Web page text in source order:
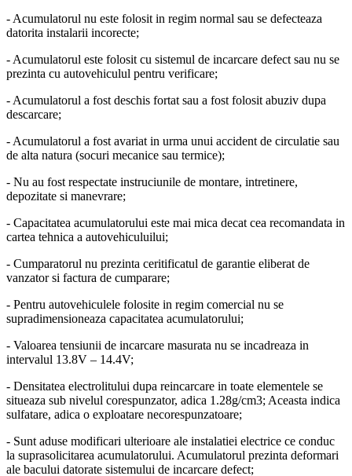
- Acumulatorul nu este folosit in regim normal sau se defecteaza
datorita instalarii incorecte;
- Acumulatorul este folosit cu sistemul de incarcare defect sau nu se
prezinta cu autovehiculul pentru verificare;
- Acumulatorul a fost deschis fortat sau a fost folosit abuziv dupa
descarcare;
- Acumulatorul a fost avariat in urma unui accident de circulatie sau
de alta natura (socuri mecanice sau termice);
- Nu au fost respectate instruciunile de montare, intretinere,
depozitate si manevrare;
- Capacitatea acumulatorului este mai mica decat cea recomandata in
cartea tehnica a autovehiculuilui;
- Cumparatorul nu prezinta ceritificatul de garantie eliberat de
vanzator si factura de cumparare;
- Pentru autovehiculele folosite in regim comercial nu se
supradimensioneaza capacitatea acumulatorului;
- Valoarea tensiunii de incarcare masurata nu se incadreaza in
intervalul 13.8V – 14.4V;
- Densitatea electrolitului dupa reincarcare in toate elementele se
situeaza sub nivelul corespunzator, adica 1.28g/cm3; Aceasta indica
sulfatare, adica o exploatare necorespunzatoare;
- Sunt aduse modificari ulterioare ale instalatiei electrice ce conduc
la suprasolicitarea acumulatorului. Acumulatorul prezinta deformari
ale bacului datorate sistemului de incarcare defect;